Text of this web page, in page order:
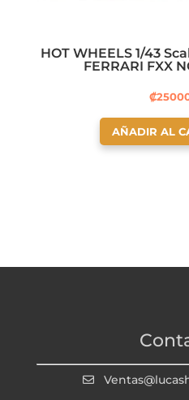
HOT WHEELS 1/43
FERRARI FXX
₡
AÑADIR AL